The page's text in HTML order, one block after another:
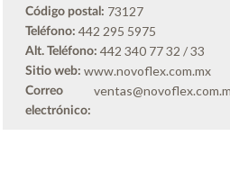
Código postal: 73127
Teléfono: 442 295 5975
Alt. Teléfono: 442 340 77 32 / 33
Sitio web: www.novoflex.com.mx
Correo
electrónico: